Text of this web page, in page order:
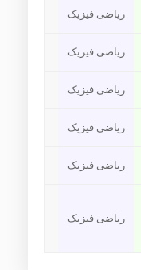
ریاضی فیزیک
ریاضی فیزیک
ریاضی فیزیک
ریاضی فیزیک
ریاضی فیزیک
ریاضی فیزیک